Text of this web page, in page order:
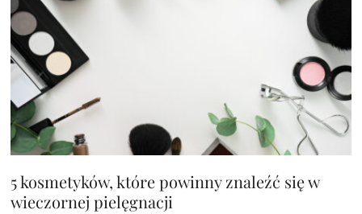
5 kosmetyków, które powinny znaleźć się w
wieczornej pielęgnacji